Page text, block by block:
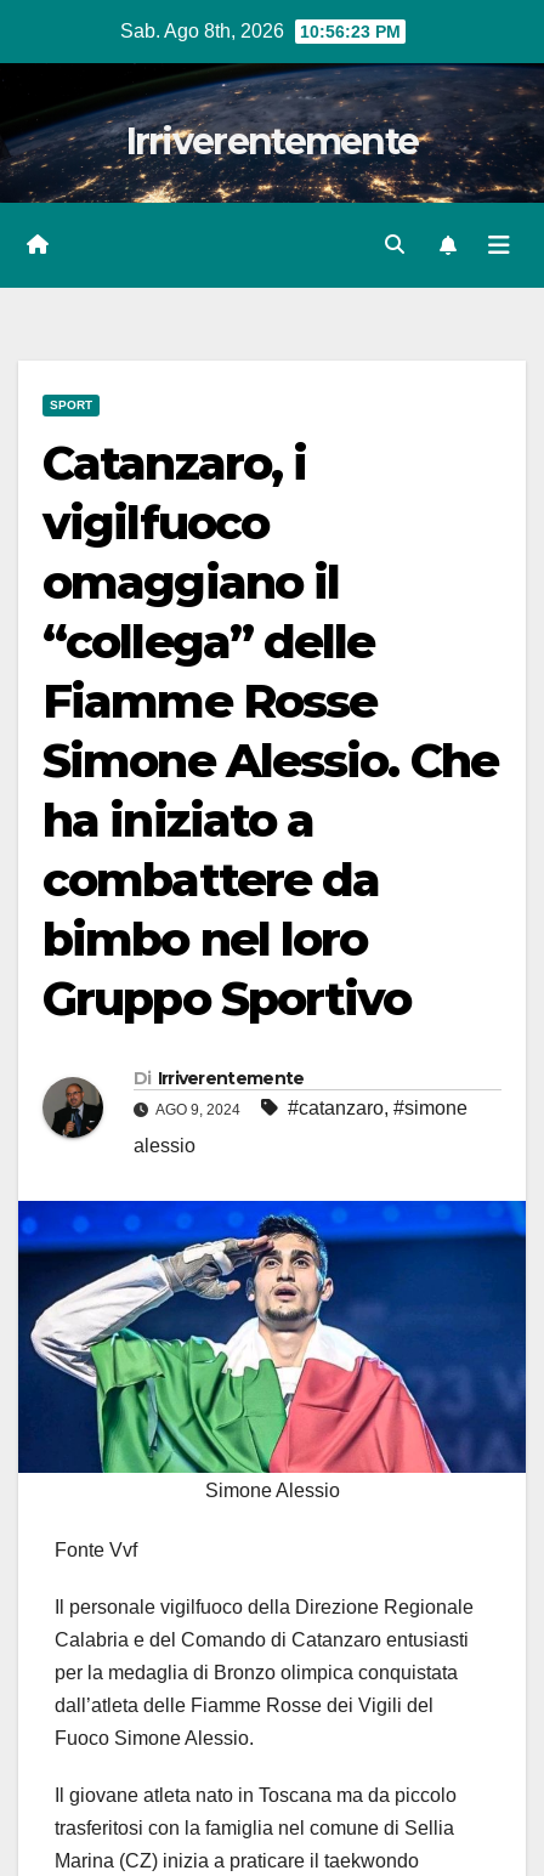
Sab. Ago 8th, 2026 10:56:25 PM
Irriverentemente
SPORT
Catanzaro, i
vigilfuoco
omaggiano il
“collega” delle
Fiamme Rosse
Simone Alessio. Che
ha iniziato a
combattere da
bimbo nel loro
Gruppo Sportivo
Di Irriverentemente
AGO 9, 2024 #catanzaro, #simone
alessio
Simone Alessio
Fonte Vvf
Il personale vigilfuoco della Direzione Regionale
Calabria e del Comando di Catanzaro entusiasti
per la medaglia di Bronzo olimpica conquistata
dall’atleta delle Fiamme Rosse dei Vigili del
Fuoco Simone Alessio.
Il giovane atleta nato in Toscana ma da piccolo
trasferitosi con la famiglia nel comune di Sellia
Marina (CZ) inizia a praticare il taekwondo